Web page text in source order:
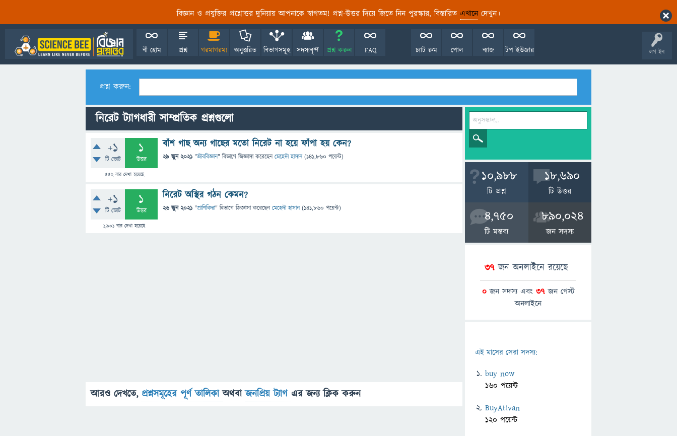
বিজ্ঞান ও প্রযুক্তির প্রশ্নোত্তর দুনিয়ায় আপনাকে স্বাগতম! প্রশ্ন-উত্তর দিয়ে জিতে নিন পুরস্কার, বিস্তারিত এখানেদেখুন।
লগ ইন
বী হোম প্রশ্ন গরমাগরম! অনুত্তরিত বিভাগসমূহ সদস্যবৃন্দ প্রশ্ন করুন FAQ টপ ইউজার
ব্যাজ
পোল
চ্যাট রুম
প্রশ্ন করুন:
নিরেট ট্যাগধারী সাম্প্রতিক প্রশ্নগুলো
+1
টি ভোট
1
উত্তর
552বার দেখা হয়েছে
বাঁশ গাছ অন্য গাছের মতো নিরেট না হয়ে ফাঁপা হয় কেন?
29 জুন 2021 "জীববিজ্ঞান" বিভাগে জিজ্ঞাসাকরেছেনমেহেদী হাসান (141,860 পয়েন্ট)
+1
টি ভোট
1
উত্তর
1,901 বার দেখা হয়েছে
নিরেট অস্থির গঠন কেমন?
26 জুন 2021 "প্রাণিবিদ্যা" বিভাগে জিজ্ঞাসাকরেছেনমেহেদী হাসান (141,860 পয়েন্ট)
আরও দেখতে, প্রশ্নসমূহের পূর্ণ তালিকাঅথবাজনপ্রিয় ট্যাগ এর জন্য ক্লিক করুন
10,988
টি প্রশ্ন
18,690
টি উত্তর
4,750
টি মন্তব্য
890,024
জন সদস্য
37জন অনলাইনে রয়েছে
0জন সদস্য এবং 37জন গেস্ট
অনলাইনে
এই মাসের সেরা সদস্য:
buy now
160 পয়েন্ট
BuyAtivan
120 পয়েন্ট